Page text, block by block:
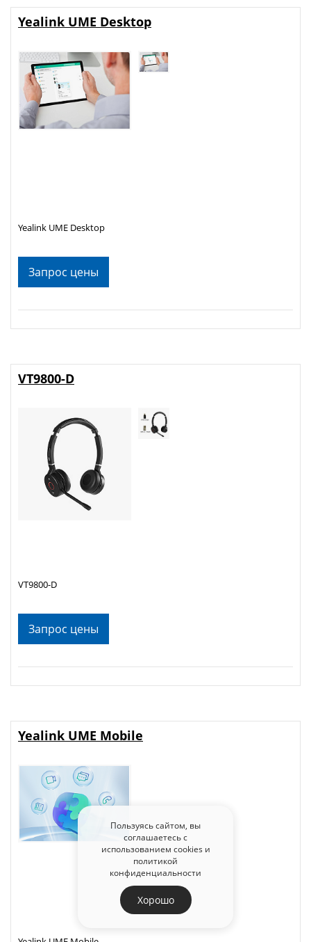
Запрос цены
Yealink UME Desktop
Yealink UME Desktop
Запрос цены
VT9800-D
VT9800-D
Yealink UME Mobile
Пользуясь сайтом, вы
соглашаетесь с
использованием cookies и
политикой
конфиденциальности
Хорошо